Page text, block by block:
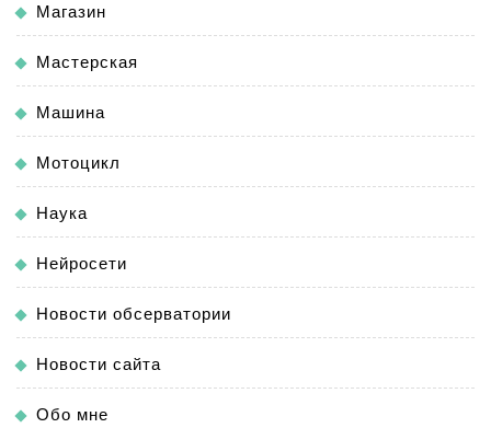
Магазин
Мастерская
Машина
Мотоцикл
Наука
Нейросети
Новости обсерватории
Новости сайта
Обо мне